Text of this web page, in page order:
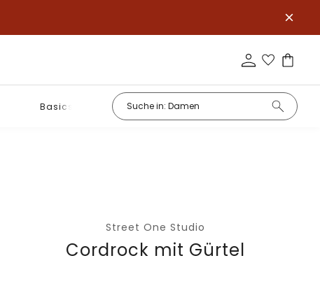
Basics
Street One Studio
Cordrock mit Gürtel